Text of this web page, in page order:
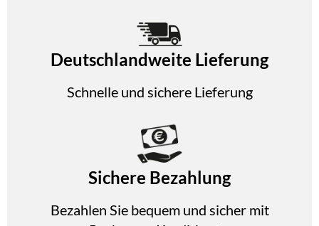
Deutschlandweite Lieferung
Schnelle und sichere Lieferung
Sichere Bezahlung
Bezahlen Sie bequem und sicher mit